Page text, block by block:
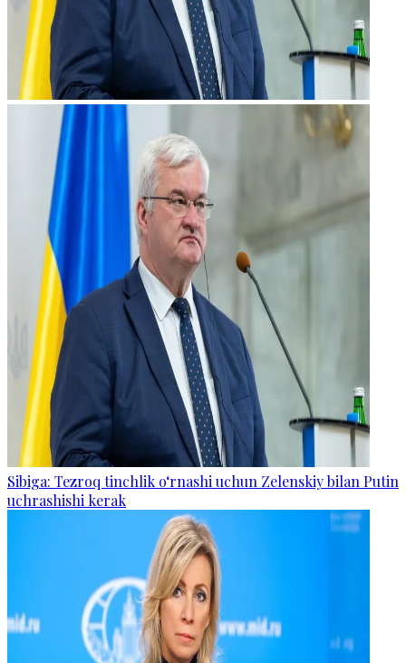
Sibiga: Tezroq tinchlik o‘rnashi uchun Zelenskiy bilan Putin
uchrashishi kerak